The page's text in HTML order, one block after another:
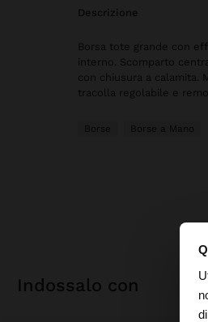
descrizione
Borsa tote grande con
interno. Scomparto
con chiusura a calamita.
tracolla regolabile e
Borse Borse a Mano
indossalo con